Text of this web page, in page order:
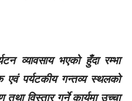
व्यावसाय भएको हुँदा रम्भा
एवं पर्यटकीय गन्तव्य स्थलको
विस्तार गर्ने कार्यमा उच्चा